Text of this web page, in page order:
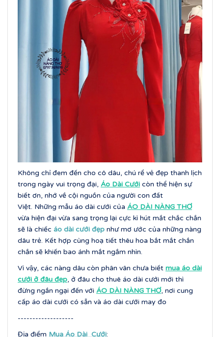
Không chỉ đem đến cho cô dâu, chú rể vẻ đẹp thanh lịch
trong ngày vui trọng đại, Áo Dài Cưới còn thể hiện sự
biết ơn, nhớ về cội nguồn của người con đất
Việt. Những mẫu áo dài cưới của ÁO DÀI NÀNG THƠ
vừa hiện đại vừa sang trọng lại cực kì hút mắt chắc chắn
sẽ là chiếc áo dài cưới đẹp như mơ ước của những nàng
dâu trẻ. Kết hợp cùng hoạ tiết thêu hoa bắt mắt chắn
chắn sẽ khiến bao ánh mắt ngắm nhìn.
Vì vậy, các nàng dâu còn phân vân chưa biết mua áo dài
cưới ở đâu đẹp, ở đâu cho thuê áo dài cưới mới thì
đừng ngần ngại đến với ÁO DÀI NÀNG THƠ, nơi cung
cấp áo dài cưới có sẵn và áo dài cưới may đo
-------------------
Địa điểm Mua Áo Dài Cưới: